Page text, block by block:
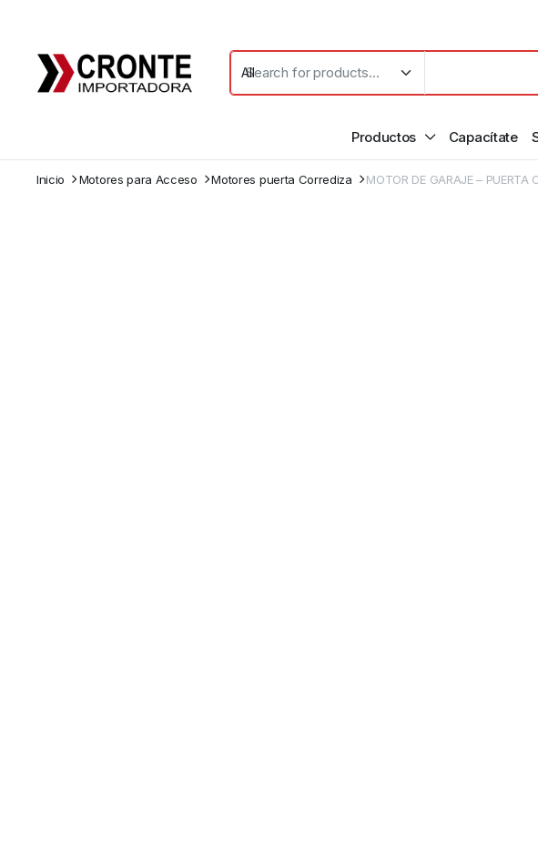
Productos Capacítate
Inicio Motores para Acceso Motores puerta Corrediza MOTOR DE GARAJE – PUERTA